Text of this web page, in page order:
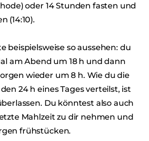
oder 14 Stunden fasten und
(14:10).
beispielsweise so aussehen: du
am Abend um 18 h und dann
wieder um 8 h. Wie du die
24 h eines Tages verteilst, ist
Du könntest also auch
Mahlzeit zu dir nehmen und
frühstücken.